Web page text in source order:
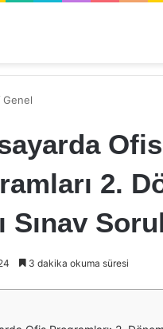
Genel
Ofis
2.
Sınav
3 dakika okuma süresi